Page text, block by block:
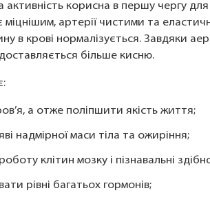
активність корисна в першу чергу
міцнішим, артерії чистими та
в крові нормалізується. Завдяки
більше кисню.
а отже поліпшити якість життя;
надмірної маси тіла та ожиріння;
клітин мозку і пізнавальні
рівні багатьох гормонів;